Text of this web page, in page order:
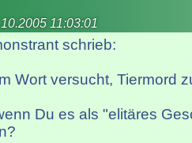
11:03:01
schrieb:
Wort versucht, Tiermord
Du es als "elitäres